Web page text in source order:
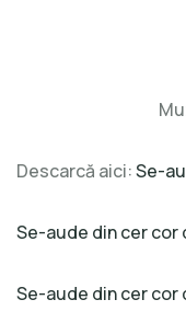
Descarcă aici:Se-
Se-aude din cer cor
Se-aude din cer cor